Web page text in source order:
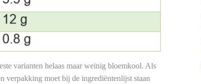
varianten helaas maar weinig bloemkool. Als
verpakking moet bij de ingrediëntenlijst staan